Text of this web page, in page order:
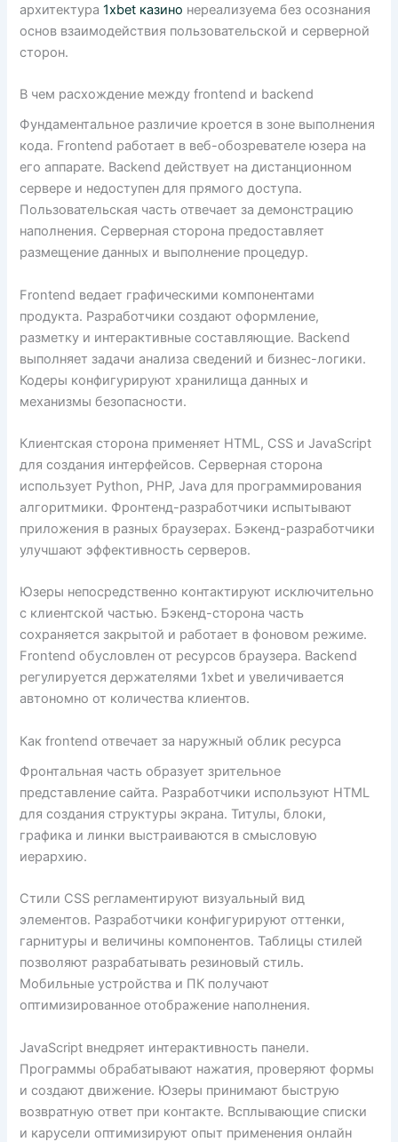
архитектура1xbet казино нереализуема без осознания
основ взаимодействия пользовательской и серверной
сторон.
В чем расхождение между frontend и backend
Фундаментальное различие кроется в зоне выполнения
кода. Frontend работает в веб-обозревателе юзера на
его аппарате. Backend действует на дистанционном
сервере и недоступен для прямого доступа.
Пользовательская часть отвечает за демонстрацию
наполнения. Серверная сторона предоставляет
размещение данных и выполнение процедур.
Frontend ведает графическими компонентами
продукта. Разработчики создают оформление,
разметку и интерактивные составляющие. Backend
выполняет задачи анализа сведений и бизнес-логики.
Кодеры конфигурируют хранилища данных и
механизмы безопасности.
Клиентская сторона применяет HTML, CSS и JavaScript
для создания интерфейсов. Серверная сторона
использует Python, PHP, Java для программирования
алгоритмики. Фронтенд-разработчики испытывают
приложения в разных браузерах. Бэкенд-разработчики
улучшают эффективность серверов.
Юзеры непосредственно контактируют исключительно
с клиентской частью. Бэкенд-сторона часть
сохраняется закрытой и работает в фоновом режиме.
Frontend обусловлен от ресурсов браузера. Backend
регулируется держателями 1xbet и увеличивается
автономно от количества клиентов.
Как frontend отвечает за наружный облик ресурса
Фронтальная часть образует зрительное
представление сайта. Разработчики используют HTML
для создания структуры экрана. Титулы, блоки,
графика и линки выстраиваются в смысловую
иерархию.
Стили CSS регламентируют визуальный вид
элементов. Разработчики конфигурируют оттенки,
гарнитуры и величины компонентов. Таблицы стилей
позволяют разрабатывать резиновый стиль.
Мобильные устройства и ПК получают
оптимизированное отображение наполнения.
JavaScript внедряет интерактивность панели.
Программы обрабатывают нажатия, проверяют формы
и создают движение. Юзеры принимают быструю
возвратную ответ при контакте. Всплывающие списки
и карусели оптимизируют опыт применения онлайн